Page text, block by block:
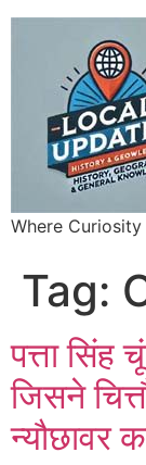
Where
Tag:
पत्ता सिंह
जिसने
न्यौछावर